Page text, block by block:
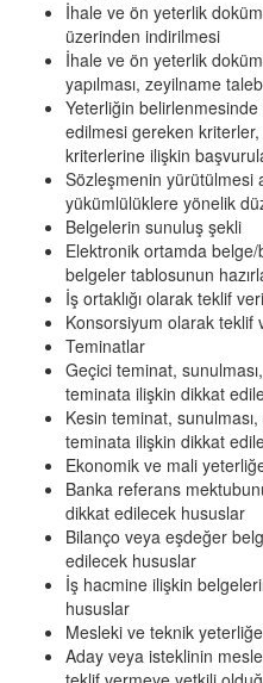
İhale ve ön yeterlik
üzerinden indirilmesi
İhale ve ön yeterlik
yapılması, zeyilname
Yeterliğin
edilmesi gereken
kriterlerine ilişkin
Sözleşmenin yürütülmesi
yükümlülüklere yönelik
Belgelerin sunuluş şekli
Elektronik ortamda
belgeler tablosunun
İş ortaklığı olarak teklif
Konsorsiyum olarak teklif
Teminatlar
Geçici teminat,
teminata ilişkin dikkat
Kesin teminat,
teminata ilişkin dikkat
Ekonomik ve mali
Banka referans
dikkat edilecek hususlar
Bilanço veya eşdeğer
edilecek hususlar
İş hacmine ilişkin
hususlar
Mesleki ve teknik
Aday veya isteklinin